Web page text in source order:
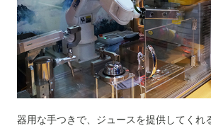
器用な手つきで、ジュースを提供してくれ